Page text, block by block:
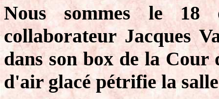
Nous sommes le 18
collaborateur Jacques
dans son box de la
d'air glacé pétrifie la